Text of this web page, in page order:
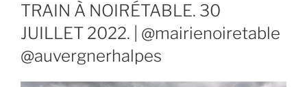
TRAIN À NOIRÉTABLE. 30
JUILLET 2022. | @mairienoiretable
@auvergnerhalpes